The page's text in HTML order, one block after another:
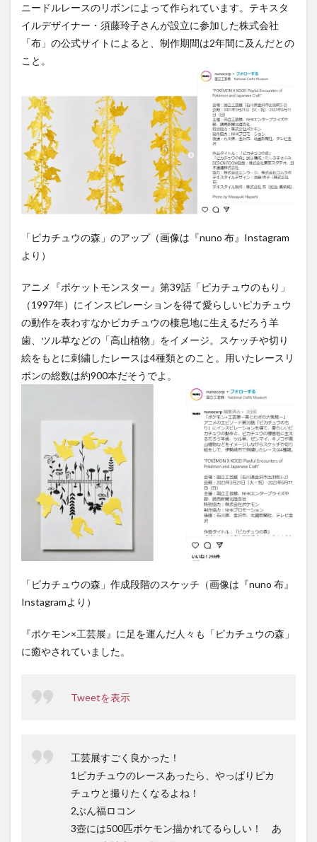
ニードルレースのリボンによって作られています。テキスタ
イルデザイナー・須藤玲子さんが設立に参加した株式会社
「布」の公式サイトによると、制作期間は2年間に及んだとの
こと。
「ピカチュウの森」のアップ（画像は『nuno 布』Instagram
より）
アニメ『ポケットモンスター』第39話「ピカチュウのもり」
（1997年）にインスピレーションを得て愛らしいピカチュウ
の動作を表わすなかピカチュウの棲息地に生えるだろう羊
歯、ツル草などの「高山植物」をイメージ。スケッチや切り
絵をもとに刺繍したレースは4種類とのこと。用いたレースリ
ボンの総数は約900本だそうでよ。
「ピカチュウの森」作成段階のスケッチ（画像は『nuno 布』
Instagramより）
『ポケモン×工芸展』に足を運んだ人々も「ピカチュウの森」
に癒やされていました。
Tweetを表示
工芸展すごく良かった！
1ピカチュウのレースあったら、やっぱりピカ
チュウと撮りたくなるよね！
2ぶん福ロコン
3壺には500匹ポケモン描かれてるらしい！ あ